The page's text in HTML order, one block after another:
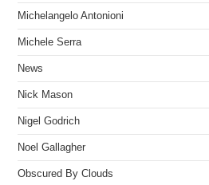
Michelangelo Antonioni
Michele Serra
News
Nick Mason
Nigel Godrich
Noel Gallagher
Obscured By Clouds